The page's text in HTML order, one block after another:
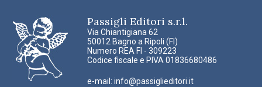
Passigli Editori s.r.l.
Via Chiantigiana 62
50012 Bagno a Ripoli (FI)
Numero REA FI - 309223
Codice fiscale e PIVA 01836680486
e-mail: info@passiglieditori.it